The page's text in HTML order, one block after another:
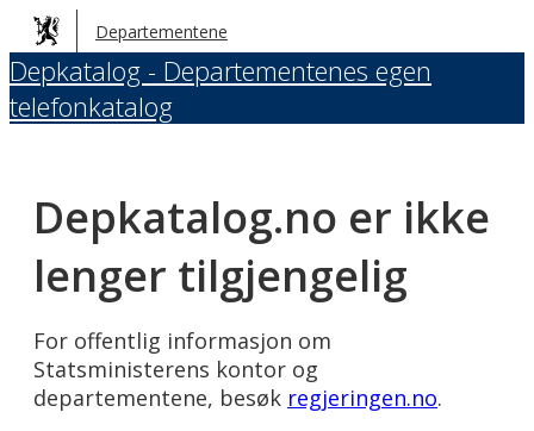
Hopp
til
hovedinnhold
Departementene
Depkatalog - Departementenes egen
telefonkatalog
Depkatalog.no er ikke
lenger tilgjengelig
For offentlig informasjon om
Statsministerens kontor og
departementene, besøk regjeringen.no.